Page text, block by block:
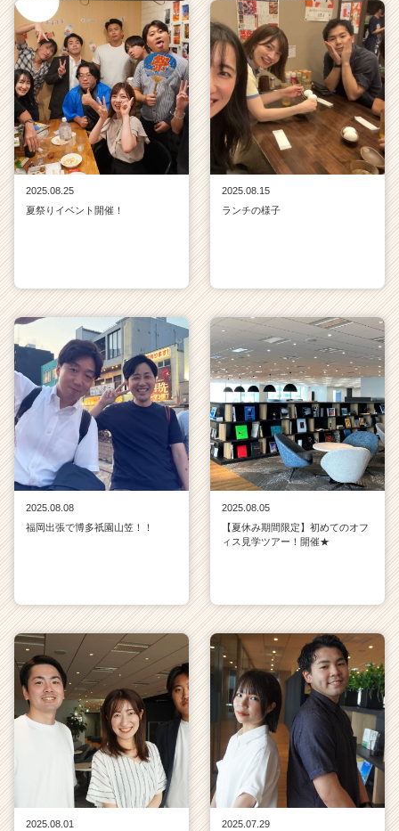
2025.08.25
夏祭りイベント開催！
2025.08.15
ランチの様子
2025.08.08
福岡出張で博多祇園山笠！！
2025.08.05
【夏休み期間限定】初めてのオフ
ィス見学ツアー！開催★
2025.08.01
2025.07.29